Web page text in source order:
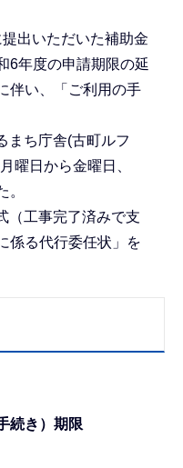
出いただいた補助金
6年度の申請期限の延
伴い、「ご利用の手
まち庁舎(古町ルフ
曜日から金曜日、
（工事完了済みで支
係る代行委任状」を
続き）期限